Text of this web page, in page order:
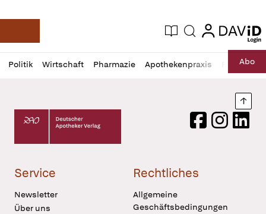
Deutsche Apotheker Zeitung
Aktuelle Ausgabe
Suche login
login
Politik Wirtschaft Pharmazie Apothekenpraxis RechtAbo
Profil
öffnen
Daz
Pur
Deutscher Apotheker Verlag Logo
FacebookInstagram
Service
Newsletter
Über uns
Rechtliches
Allgemeine
Geschäftsbedingungen